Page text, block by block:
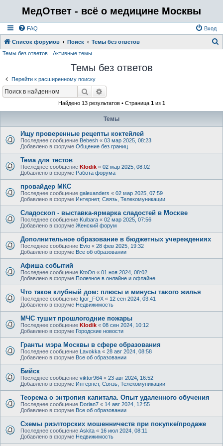
МедОтвет - всё о медицине Москвы
FAQ Вход
Список форумов Поиск Темы без ответов
Темы без ответов Активные темы
Темы без ответов
Перейти к расширенному поиску
Поиск
Найдено 13 результатов • Страница 1из 1
Темы
Ищу проверенные рецепты коктейлей
Последнее сообщение Bebesh « 03 мар 2025, 08:23
Добавлено в форуме Общение без границ
Тема для тестов
Последнее сообщение Klodik « 02 мар 2025, 08:02
Добавлено в форуме Работа форума
провайдер МКС
Последнее сообщение galexanders « 02 мар 2025, 07:59
Добавлено в форуме Интернет, Связь, Телекомуникации
Сладоскоп - выставка-ярмарка сладостей в Москве
Последнее сообщение Kulbara « 02 мар 2025, 07:56
Добавлено в форуме Женский форум
Дополнительное образование в бюджетных учереждениях
Последнее сообщение Evio « 28 фев 2025, 19:32
Добавлено в форуме Все об образовании
Афиша событий
Последнее сообщение KtoOn « 01 ноя 2024, 08:02
Добавлено в форуме Полезное в онлайне и офлайне
Что такое клубный дом: плюсы и минусы такого жилья
Последнее сообщение Igor_FOX « 12 сен 2024, 03:41
Добавлено в форуме Недвижимость
МЧС тушит прошлогодние пожары
Последнее сообщение Klodik « 08 сен 2024, 10:12
Добавлено в форуме Городские новости
Гранты мэра Москвы в сфере образования
Последнее сообщение Lavokka « 28 авг 2024, 08:58
Добавлено в форуме Все об образовании
Бийск
Последнее сообщение viktor964 « 23 авг 2024, 16:52
Добавлено в форуме Интернет, Связь, Телекомуникации
Теорема о энтропия капитала. Опыт удаленного обучения
Последнее сообщение Dorian7 « 14 авг 2024, 12:55
Добавлено в форуме Все об образовании
Схемы риэлторских мошенничеств при покупке/продаже
Последнее сообщение Askita « 16 июл 2024, 08:11
Добавлено в форуме Недвижимость